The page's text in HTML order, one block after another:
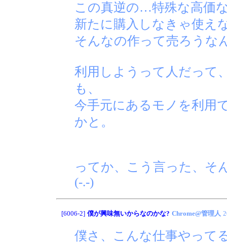
この真逆の…特殊な高価
新たに購入しなきゃ使え
そんなの作って売ろうな
利用しようって人だって
も、
今手元にあるモノを利用
かと。
ってか、こう言った、そ
(-.-)
[6006-2] 僕が興味無いからなのかな? Chrome@管理人
僕さ、こんな仕事やって